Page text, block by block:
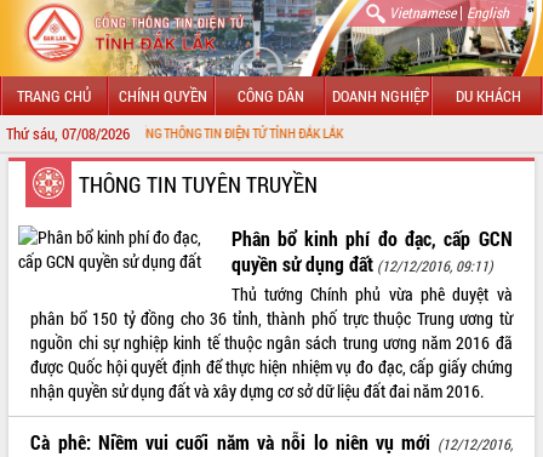
Vietnamese| English
TRANG CHỦ CHÍNH QUYỀN CÔNG DÂN DOANH NGHIỆP DU KHÁCH
Thứ sáu, 07/08/2026
ĐẾN VỚI CỔNG THÔNG TIN ĐIỆN TỬ TỈNH ĐẮK LẮK
GIỚI THIỆU
LÃNH ĐẠO UBND TỈNH
TIN TỨC SỰ KIỆN
SỞ, BAN, NGÀNH
UBND CÁC XÃ, PHƯỜNG
THÔNG TIN TUYÊN TRUYỀN
Phân bổ kinh phí đo đạc, cấp GCN
quyền sử dụng đất (12/12/2016, 09:11)
Thủ tướng Chính phủ vừa phê duyệt và
phân bổ 150 tỷ đồng cho 36 tỉnh, thành phố trực thuộc Trung ương từ
nguồn chi sự nghiệp kinh tế thuộc ngân sách trung ương năm 2016 đã
được Quốc hội quyết định để thực hiện nhiệm vụ đo đạc, cấp giấy chứng
nhận quyền sử dụng đất và xây dựng cơ sở dữ liệu đất đai năm 2016.
Cà phê: Niềm vui cuối năm và nỗi lo niên vụ mới (12/12/2016,